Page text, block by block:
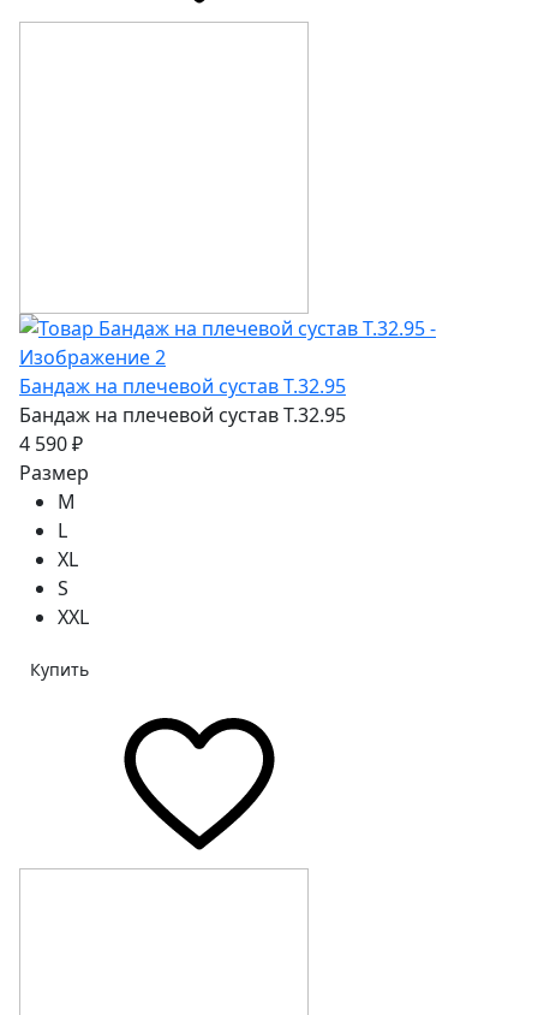
Бандаж на плечевой сустав Т.32.95
Бандаж на плечевой сустав Т.32.95
4 590 ₽
Размер
M
L
XL
S
XXL
Купить